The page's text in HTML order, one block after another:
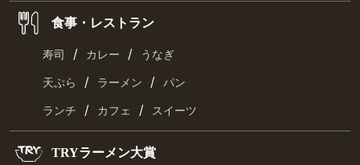
食事・レストラン
寿司 / カレー / うなぎ
天ぷら / ラーメン / パン
ランチ / カフェ / スイーツ
TRYラーメン大賞